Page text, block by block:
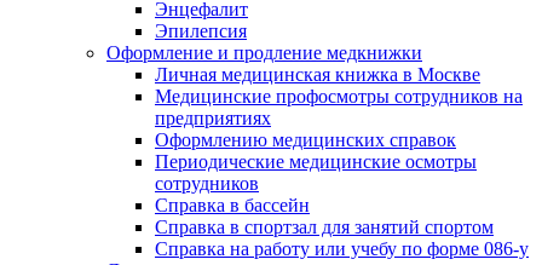
Энцефалит
Эпилепсия
Оформление и продление медкнижки
Личная медицинская книжка в Москве
Медицинские профосмотры сотрудников на
предприятиях
Оформлению медицинских справок
Периодические медицинские осмотры
сотрудников
Справка в бассейн
Справка в спортзал для занятий спортом
Справка на работу или учебу по форме 086-у